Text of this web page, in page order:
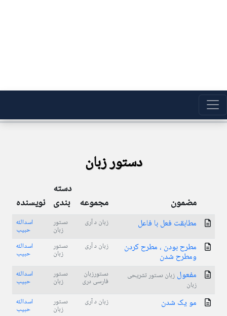
دستور زبان
مضمون مجموعه
دسته
بندی نویسنده
مطابقت فعل با فاعل زبان د آری دستور
زبان
اسدالله
حبیب
مطرح بودن ، مطرح کردن
ومطرح شدن
زبان د آری دستور
زبان
اسدالله
حبیب
مفعول زبان دستور تشریحی
زبان
دستورزبان
فارسی دری
دستور
زبان
اسدالله
حبیب
مو یک شدن زبان د آری دستور
زبان
اسدالله
حبیب